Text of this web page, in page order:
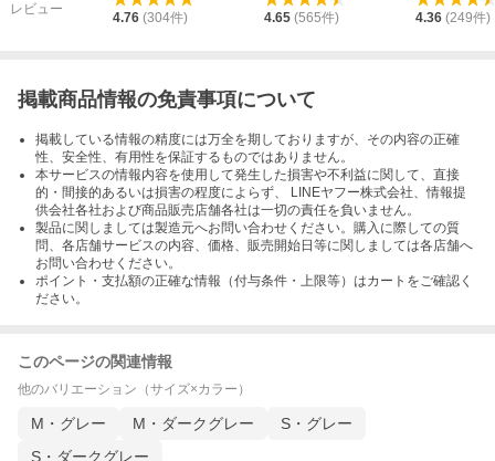
レビュー
4.76 (304件) 4.65 (565件) 4.36 (249件)
掲載商品情報の免責事項について
掲載している情報の精度には万全を期しておりますが、その内容の正確
性、安全性、有用性を保証するものではありません。
本サービスの情報内容を使用して発生した損害や不利益に関して、直接
的・間接的あるいは損害の程度によらず、 LINEヤフー株式会社、情報提
供会社各社および商品販売店舗各社は一切の責任を負いません。
製品に関しましては製造元へお問い合わせください。購入に際しての質
問、各店舗サービスの内容、価格、販売開始日等に関しましては各店舗へ
お問い合わせください。
ポイント・支払額の正確な情報（付与条件・上限等）はカートをご確認く
ださい。
このページの関連情報
他のバリエーション（サイズ×カラー）
M・グレー M・ダークグレー
S・グレー
S・ダークグレー